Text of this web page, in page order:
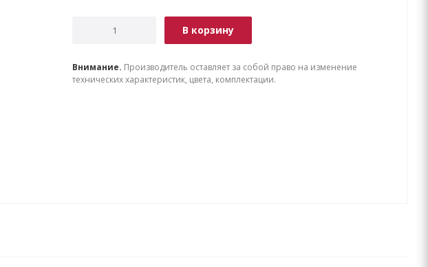
В корзину
Внимание. Производитель оставляет за собой право на изменение
технических характеристик, цвета, комплектации.